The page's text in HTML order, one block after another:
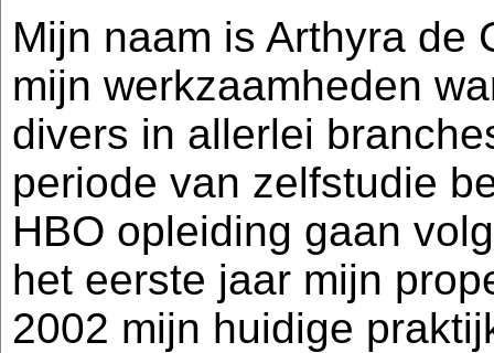
Mijn naam is Arthyra de
mijn werkzaamheden
divers in allerlei
periode van zelfstudie
HBO opleiding gaan
het eerste jaar mijn
2002 mijn huidige